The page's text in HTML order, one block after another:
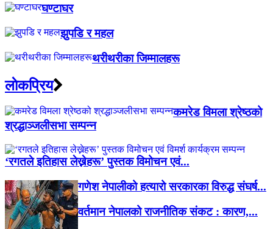
घण्टाघर
झुपडि र महल
थरीथरीका जिम्मालहरू
लाेकप्रिय
कमरेड विमला श्रेष्ठको
श्रद्धाञ्जलीसभा सम्पन्न
‘रगतले इतिहास लेख्नेहरू’ पुस्तक विमोचन एवं...
गणेश नेपालीको हत्यारो सरकारका विरुद्ध संघर्ष...
वर्तमान नेपालको राजनीतिक संकट : कारण,...